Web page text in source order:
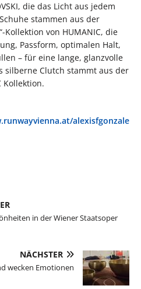
die das Licht aus jedem
stammen aus der
Kollektion von HUMANIC, die
Passform, optimalen Halt,
– für eine lange, glanzvolle
silberne Clutch stammt aus der
Kollektion.
alexisfgonzale
in der Wiener Staatsoper
NÄCHSTER
wecken Emotionen